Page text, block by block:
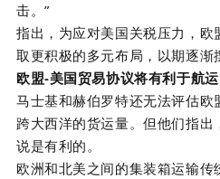
击。”
指出，为应对美国关税压力，
取更积极的多元布局，以期逐渐
欧盟-美国贸易协议将有利于航运
马士基和赫伯罗特还无法评估欧
跨大西洋的货运量。但他们指
说是有利的。
欧洲和北美之间的集装箱运输